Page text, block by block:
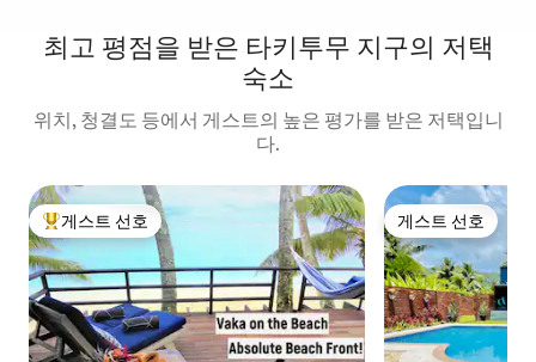
최고 평점을 받은 타키투무 지구의 저택
숙소
위치, 청결도 등에서 게스트의 높은 평가를 받은 저택입니
다.
상위 게스트 선호
게스트 선호 게스트 선호
게스트 선호